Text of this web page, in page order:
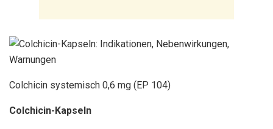
Colchicin systemisch 0,6 mg (EP 104)
Colchicin-Kapseln